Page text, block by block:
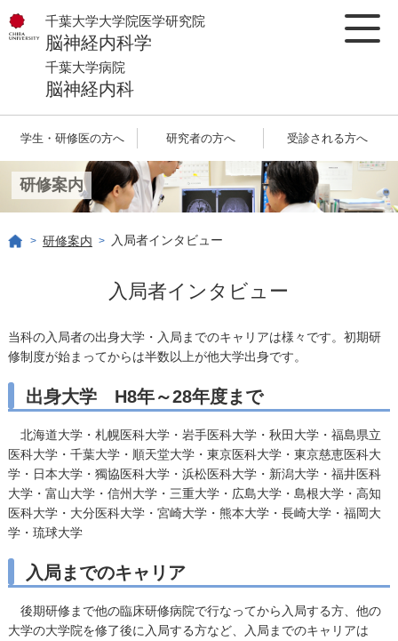
千葉大学大学院医学研究院
脳神経内科学
千葉大学病院
脳神経内科
学生・研修医の方へ 研究者の方へ 受診される方へ
研修案内
> 研修案内 > 入局者インタビュー
入局者インタビュー
当科の入局者の出身大学・入局までのキャリアは様々です。初期研
修制度が始まってからは半数以上が他大学出身です。
出身大学 H8年～28年度まで
北海道大学・札幌医科大学・岩手医科大学・秋田大学・福島県立
医科大学・千葉大学・順天堂大学・東京医科大学・東京慈恵医科大
学・日本大学・獨協医科大学・浜松医科大学・新潟大学・福井医科
大学・富山大学・信州大学・三重大学・広島大学・島根大学・高知
医科大学・大分医科大学・宮崎大学・熊本大学・長崎大学・福岡大
学・琉球大学
入局までのキャリア
後期研修まで他の臨床研修病院で行なってから入局する方、他の
大学の大学院を修了後に入局する方など、入局までのキャリアは